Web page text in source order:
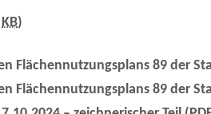
KB)
Flächennutzungsplans 89 der
Flächennutzungsplans 89 der